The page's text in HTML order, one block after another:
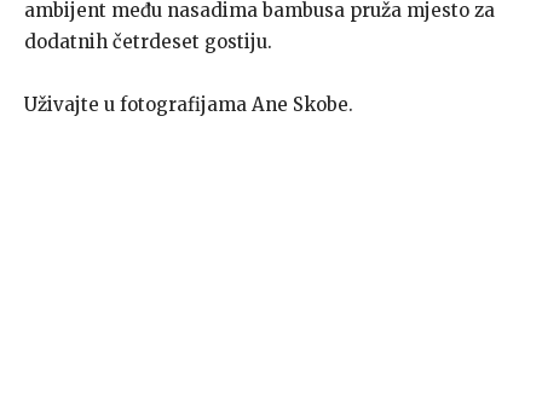
ambijent među nasadima bambusa pruža mjesto za
dodatnih četrdeset gostiju.
Uživajte u fotografijama Ane Skobe.